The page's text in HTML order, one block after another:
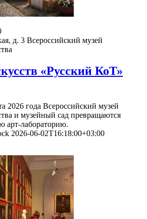
д. 3 Всероссийский музей
«Русский КоТ»
2026 года Всероссийский музей
и музейный сад превращаются
арт-лабораторию.
2026-06-02T16:18:00+03:00